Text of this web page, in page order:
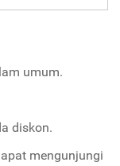
umum.
diskon.
mengunjungi